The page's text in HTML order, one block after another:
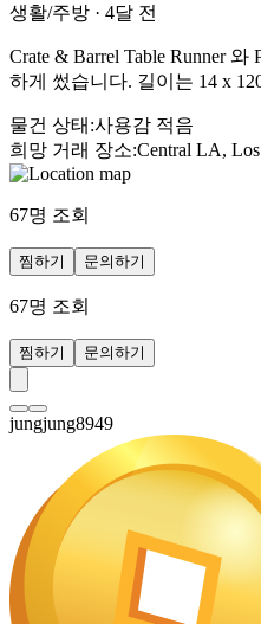
생활/주방 · 4달 전
Crate & Barrel Table Runner
하게 썼습니다. 길이는 14 x
물건 상태 :사용감 적음
희망 거래 장소:Central LA,
67명 조회
찜하기 문의하기
67명 조회
찜하기 문의하기
jungjung8949